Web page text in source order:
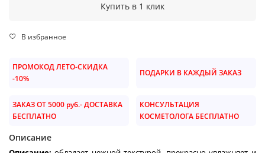
Купить в 1 клик
В избранное
ПРОМОКОД ЛЕТО-СКИДКА
-10%
ПОДАРКИ В КАЖДЫЙ ЗАКАЗ
ЗАКАЗ ОТ 5000 руб.- ДОСТАВКА
БЕСПЛАТНО
КОНСУЛЬТАЦИЯ
КОСМЕТОЛОГА БЕСПЛАТНО
Описание